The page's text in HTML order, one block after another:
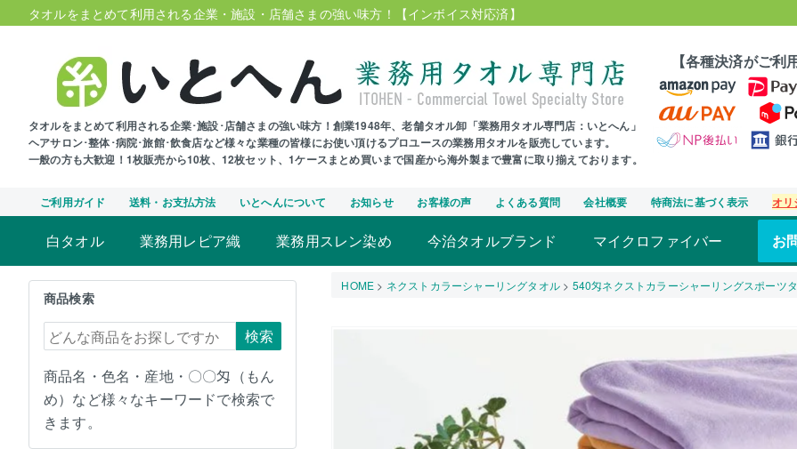
タオルをまとめて利用される企業・施設・店舗さまの強い味方！ 【インボイス対応済】
タオルをまとめて利用される企業･施設･店舗さまの強い味方！創業1948年、老舗タオル卸「業務用タオル専門店：いとへん」
ヘアサロン･整体･病院･旅館･飲食店など様々な業種の皆様にお使い頂けるプロユースの業務用タオルを販売しています。
一般の方も大歓迎！1枚販売から10枚、12枚セット、1ケースまとめ買いまで国産から海外製まで豊富に取り揃えております。
【各種決済がご利
ご利用ガイド 送料・お支払方法 いとへんについて お知らせ お客様の声 よくある質問 会社概要 特商法に基づく表示 オ
白タオル 業務用レピア織 業務用スレン染め 今治タオルブランド マイクロファイバー お
商品検索
検索
商品名・色名・産地・〇〇匁（もん
め）など様々なキーワードで検索で
きます。
HOME ネクストカラーシャーリングタオル 540匁ネクストカラーシャーリングスポーツ